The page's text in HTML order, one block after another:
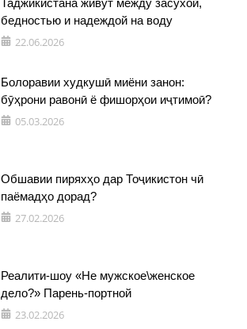
Таджикистана живут между засухой,
бедностью и надеждой на воду
22.06.2026
Болоравии худкушӣ миёни занон:
бӯҳрони равонӣ ё фишорҳои иҷтимоӣ?
05.03.2026
Обшавии пиряхҳо дар Тоҷикистон чӣ
паёмадҳо дорад?
27.02.2026
Реалити-шоу «Не мужское\женское
дело?» Парень-портной
23.02.2026